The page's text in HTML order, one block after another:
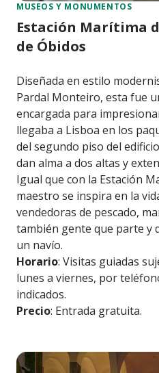
MUSEOS Y MONUMENTOS
Estación Marítima
de Óbidos
Diseñada en estilo
Pardal Monteiro, esta fue
encargada para
llegaba a Lisboa en los
del segundo piso del
dan alma a dos altas y
Igual que con la Estación
maestro se inspira en la
vendedoras de pescado,
también gente que parte y
un navío.
Horario: Visitas guiadas
lunes a viernes, por
indicados.
Precio: Entrada gratuita.